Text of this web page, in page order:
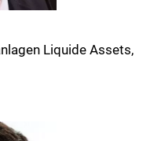
Liquide Assets,